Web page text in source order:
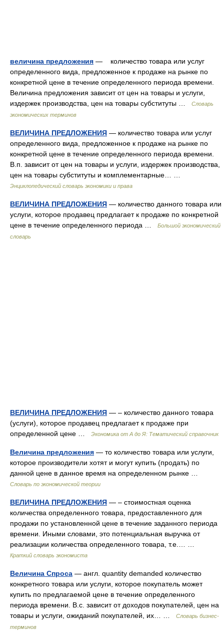
величина предложения — количество товара или услуг
определенного вида, предложенное к продаже на рынке по
конкретной цене в течение определенного периода времени.
Величина предложения зависит от цен на товары и услуги,
издержек производства, цен на товары субституты …
Словарь
экономических терминов
ВЕЛИЧИНА ПРЕДЛОЖЕНИЯ — количество товара или услуг
определенного вида, предложенное к продаже на рынке по
конкретной цене в течение определенного периода времени.
В.п. зависит от цен на товары и услуги, издержек производства,
цен на товары субституты и комплементарные… …
Энциклопедический словарь экономики и права
ВЕЛИЧИНА ПРЕДЛОЖЕНИЯ — количество данного товара или
услуги, которое продавец предлагает к продаже по конкретной
цене в течение определенного периода …
Большой экономический
словарь
ВЕЛИЧИНА ПРЕДЛОЖЕНИЯ — – количество данного товара
(услуги), которое продавец предлагает к продаже при
определенной цене …
Экономика от А до Я: Тематический справочник
Величина предложения — то количество товара или услуги,
которое производители хотят и могут купить (продать) по
данной цене в данное время на определенном рынке …
Словарь по экономической теории
ВЕЛИЧИНА ПРЕДЛОЖЕНИЯ — – стоимостная оценка
количества определенного товара, предоставленного для
продажи по установленной цене в течение заданного периода
времени. Иными словами, это потенциальная выручка от
реализации количества определенного товара, т.е.… …
Краткий словарь экономиста
Величина Спроса — англ. quantity demanded количество
конкретного товара или услуги, которое покупатель может
купить по предлагаемой цене в течение определенного
периода времени. В.с. зависит от доходов покупателей, цен на
товары и услуги, ожиданий покупателей, их… …
Словарь бизнес-
терминов